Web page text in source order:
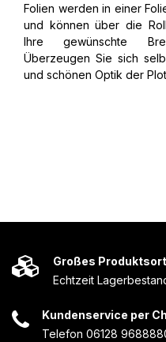
Folien werden in einer
und können über die
Ihre gewünschte
Überzeugen Sie sich
und schönen Optik der
Großes
Echtzeit
Kundenservice per
Telefon 06128